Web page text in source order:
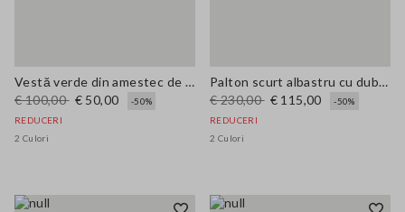
Vestă verde din amestec de in și viscoză elastică, croială regular
€ 100,00 € 50,00
-50%
REDUCERI
2 Culori
Palton scurt albastru cu dublu rând din amestec de lână
€ 230,00 € 115,00
-50%
REDUCERI
2 Culori